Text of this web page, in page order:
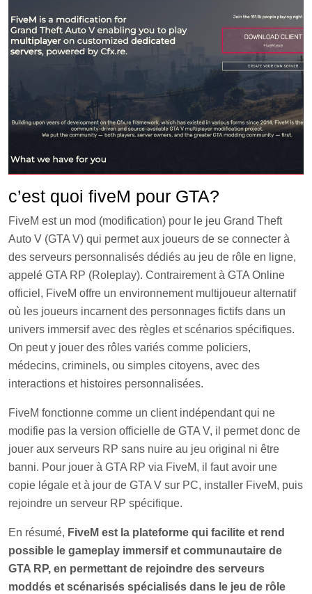
c’est quoi fiveM pour GTA?
FiveM est un mod (modification) pour le jeu Grand Theft
Auto V (GTA V) qui permet aux joueurs de se connecter à
des serveurs personnalisés dédiés au jeu de rôle en ligne,
appelé GTA RP (Roleplay). Contrairement à GTA Online
officiel, FiveM offre un environnement multijoueur alternatif
où les joueurs incarnent des personnages fictifs dans un
univers immersif avec des règles et scénarios spécifiques.
On peut y jouer des rôles variés comme policiers,
médecins, criminels, ou simples citoyens, avec des
interactions et histoires personnalisées.
FiveM fonctionne comme un client indépendant qui ne
modifie pas la version officielle de GTA V, il permet donc de
jouer aux serveurs RP sans nuire au jeu original ni être
banni. Pour jouer à GTA RP via FiveM, il faut avoir une
copie légale et à jour de GTA V sur PC, installer FiveM, puis
rejoindre un serveur RP spécifique.
En résumé, FiveM est la plateforme qui facilite et rend
possible le gameplay immersif et communautaire de
GTA RP, en permettant de rejoindre des serveurs
moddés et scénarisés spécialisés dans le jeu de rôle